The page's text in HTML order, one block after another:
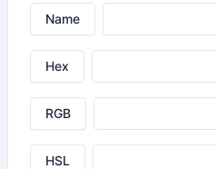
Name
Hex
RGB
HSL